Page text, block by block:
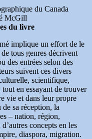
du Canada
McGill
du livre
implique un effort de le
tous genres décrivent
des entrées selon des
suivent ces divers
scientifique,
en essayant de trouver
vie et dans leur propre
de sa réception, la
– nation, région,
concepts en les
diaspora, migration.